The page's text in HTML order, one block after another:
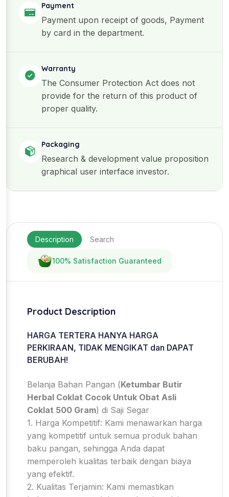
Payment
Payment upon receipt of goods, Payment
by card in the department.
Warranty
The Consumer Protection Act does not
provide for the return of this product of
proper quality.
Packaging
Research & development value proposition
graphical user interface investor.
Description Search
100% Satisfaction Guaranteed
Product Description
HARGA TERTERA HANYA HARGA
PERKIRAAN, TIDAK MENGIKAT dan DAPAT
BERUBAH!
Belanja Bahan Pangan (Ketumbar Butir
Herbal Coklat Cocok Untuk Obat Asli
Coklat 500 Gram) di Saji Segar
1. Harga Kompetitif: Kami menawarkan harga
yang kompetitif untuk semua produk bahan
baku pangan, sehingga Anda dapat
memperoleh kualitas terbaik dengan biaya
yang efektif.
2. Kualitas Terjamin: Kami memastikan